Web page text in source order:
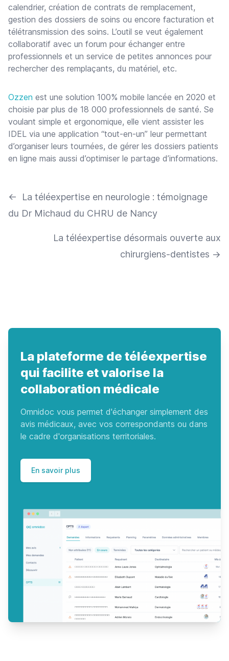
calendrier, création de contrats de remplacement,
gestion des dossiers de soins ou encore facturation et
télétransmission des soins. L’outil se veut également
collaboratif avec un forum pour échanger entre
professionnels et un service de petites annonces pour
rechercher des remplaçants, du matériel, etc.
Ozzen est une solution 100% mobile lancée en 2020 et
choisie par plus de 18 000 professionnels de santé. Se
voulant simple et ergonomique, elle vient assister les
IDEL via une application “tout-en-un” leur permettant
d’organiser leurs tournées, de gérer les dossiers patients
en ligne mais aussi d’optimiser le partage d’informations.
←
La téléexpertise en neurologie : témoignage
du Dr Michaud du CHRU de Nancy
La téléexpertise désormais ouverte aux
chirurgiens-dentistes →
La plateforme de téléexpertise
qui facilite et valorise la
collaboration médicale
Omnidoc vous permet d'échanger simplement des
avis médicaux, avec vos correspondants ou dans
le cadre d'organisations territoriales.
En savoir plus